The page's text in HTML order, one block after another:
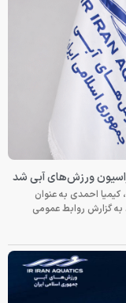
ورزش‌های آبی شد
احمدی به عنوان
گزارش روابط عمومی